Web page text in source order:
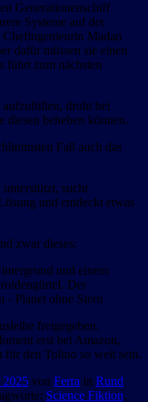
Generationenschiff
Systeme auf der
Madan
dafür müssen sie einen
führt zum nächsten
droht bei
diesen beheben können.
Fall auch das
sucht
und entdeckt etwas
zwar dieses:
freigegeben.
erst bei Amazon,
für den Tolino so weit sein.
2025 von Ferra in Rund
Science Fiktion,